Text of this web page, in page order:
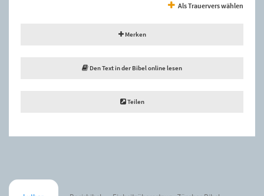
Als Trauervers wählen
Merken
Den Text in der Bibel online lesen
Teilen